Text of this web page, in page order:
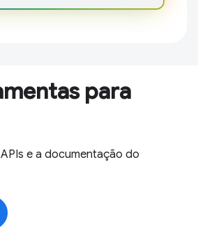
para
e a documentação do